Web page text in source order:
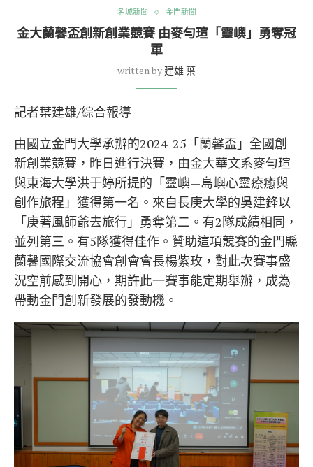
名城新聞 金門新聞
金大蘭馨盃創新創業競賽 由麥勻瑄「靈嶼」勇奪冠
軍
written by 建雄 葉
記者葉建雄/綜合報導
由國立金門大學承辦的2024-25「蘭馨盃」全國創
新創業競賽，昨日進行決賽，由金大華文系麥勻瑄
與東海大學洪于婷所提的「靈嶼—島嶼心靈療癒與
創作旅程」獲得第一名。來自長庚大學的吳建鋒以
「庚著風師爺去旅行」勇奪第二。有2隊成績相同，
並列第三。有5隊獲得佳作。贊助這項競賽的金門縣
蘭馨國際交流協會創會會長楊紫玫，對此次賽事盛
況空前感到開心，期許此一賽事能定期舉辦，成為
帶動金門創新發展的發動機。